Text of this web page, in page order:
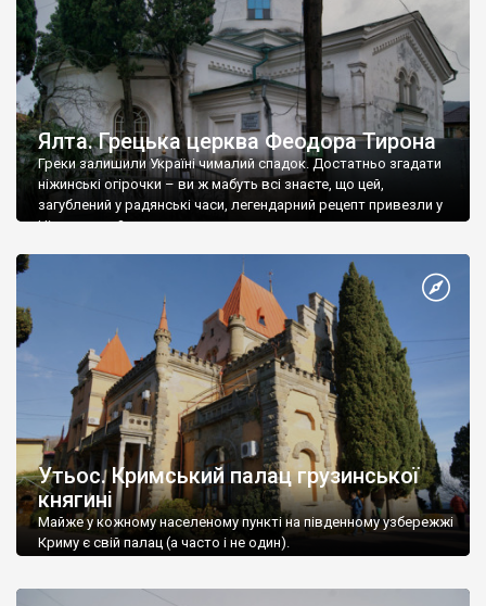
Ялта. Грецька церква Феодора Тирона
Греки залишили Україні чималий спадок. Достатньо згадати
ніжинські огірочки – ви ж мабуть всі знаєте, що цей,
загублений у радянські часи, легендарний рецепт привезли у
Ніжин греки?
Утьос. Кримський палац грузинської
княгині
Майже у кожному населеному пункті на південному узбережжі
Криму є свій палац (а часто і не один).